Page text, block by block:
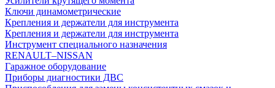
Ключи динамометрические
Крепления и держатели для инструмента
Крепления и держатели для инструмента
Инструмент специального назначения
RENAULT–NISSAN
Гаражное оборудование
Приборы диагностики ДВС